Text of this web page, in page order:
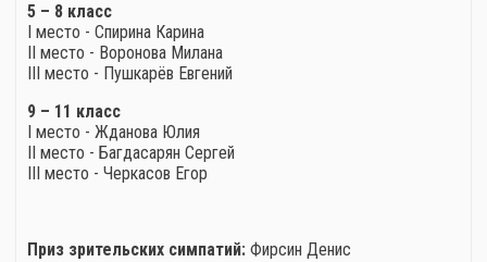
5 – 8 класс
I место - Спирина Карина
II место - Воронова Милана
III место - Пушкарёв Евгений
9 – 11 класс
I место - Жданова Юлия
II место - Багдасарян Сергей
III место - Черкасов Егор
Приз зрительских симпатий: Фирсин Денис